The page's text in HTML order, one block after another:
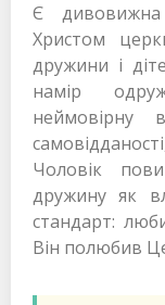
Є дивовижна
Христом
дружини і
намір
неймовірну
Чоловік
дружину як
стандарт:
Він полюбив